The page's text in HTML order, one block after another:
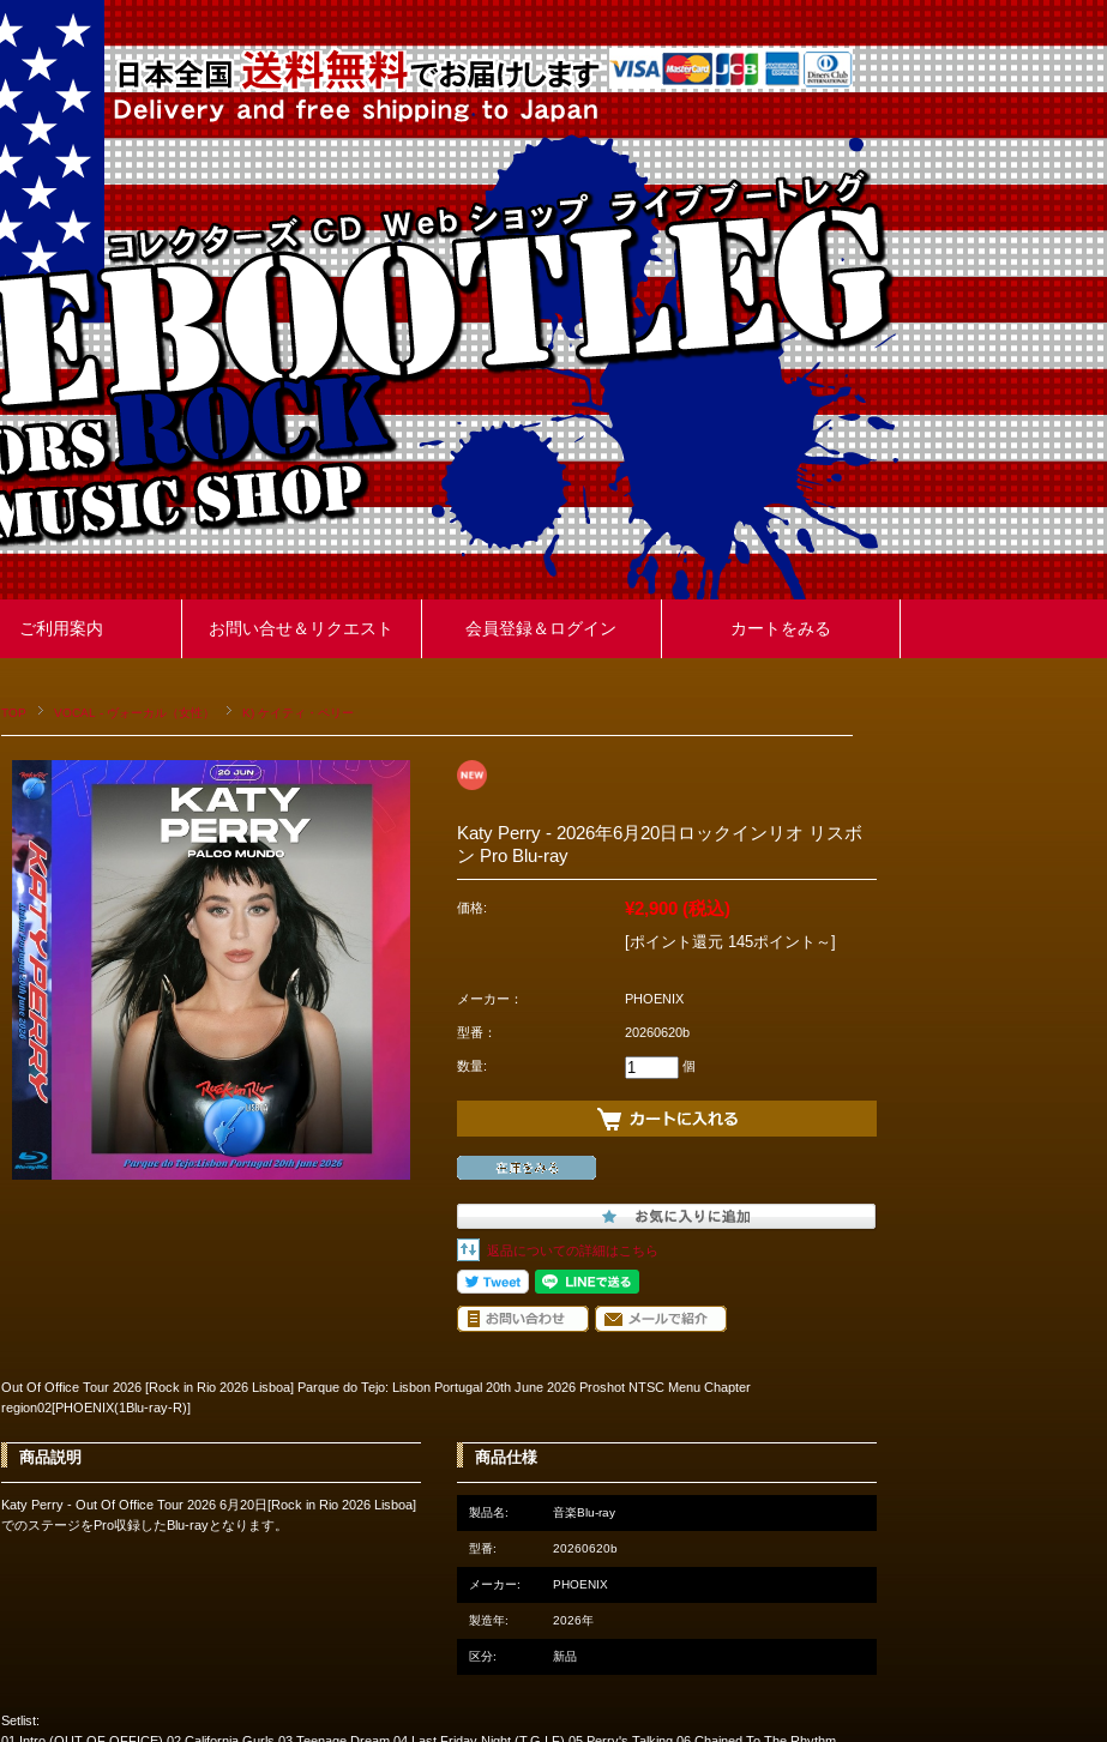
ご利用案内 お問い合せ＆リクエスト 会員登録＆ログイン カートをみる
TOP VOCAL - ヴォーカル（女性） K) ケイティ・ペリー
Katy Perry - 2026年6月20日ロックインリオ リスボ
ン Pro Blu-ray
価格: ¥2,900 (税込)
[ポイント還元 145ポイント～]
メーカー： PHOENIX
型番： 20260620b
数量: 個
返品についての詳細はこちら
Out Of Office Tour 2026 [Rock in Rio 2026 Lisboa] Parque do Tejo: Lisbon Portugal 20th June 2026 Proshot NTSC Menu Chapter
region02[PHOENIX(1Blu-ray-R)]
商品説明
Katy Perry - Out Of Office Tour 2026 6月20日[Rock in Rio 2026 Lisboa]
でのステージをPro収録したBlu-rayとなります。
商品仕様
製品名: 音楽Blu-ray
型番: 20260620b
メーカー: PHOENIX
製造年: 2026年
区分: 新品
Setlist: